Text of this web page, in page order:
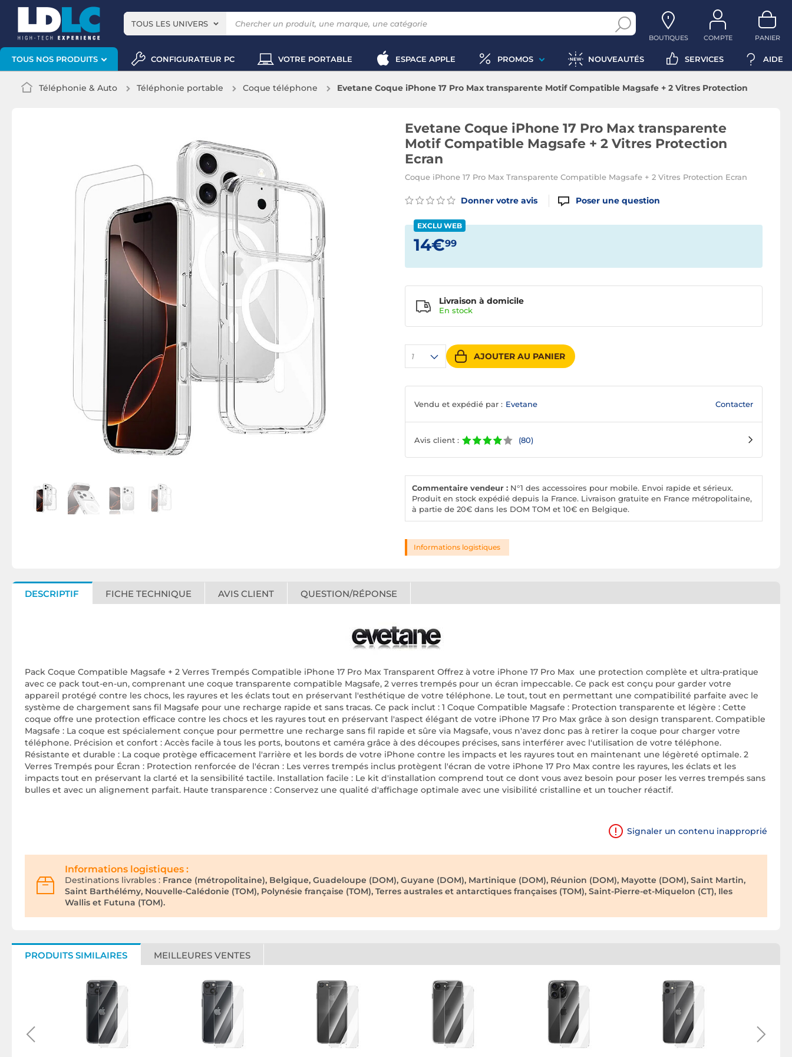
TOUS LES UNIVERS
BOUTIQUES COMPTE PANIER
TOUS NOS PRODUITS CONFIGURATEUR PC VOTRE PORTABLE ESPACE APPLE PROMOS NOUVEAUTÉS SERVICES AIDE
Téléphonie & Auto Téléphonie portable Coque téléphone
Evetane Coque iPhone 17 Pro Max transparente Motif Compatible Magsafe + 2 Vitres Protection
Evetane Coque iPhone 17 Pro Max transparente
Motif Compatible Magsafe + 2 Vitres Protection
Ecran
Coque iPhone 17 Pro Max Transparente Compatible Magsafe + 2 Vitres Protection Ecran
Donner votre avis Poser une question
EXCLU WEB
14€99
1 AJOUTER AU PANIER
Livraison à domicile
En stock
Vendu et expédié par : Evetane Contacter
Avis client : (80)
Commentaire vendeur : N°1 des accessoires pour mobile. Envoi rapide et sérieux.
Produit en stock expédié depuis la France. Livraison gratuite en France métropolitaine,
à partie de 20€ dans les DOM TOM et 10€ en Belgique.
Informations logistiques
DESCRIPTIF FICHE TECHNIQUE AVIS CLIENT QUESTION/RÉPONSE
Pack Coque Compatible Magsafe + 2 Verres Trempés Compatible iPhone 17 Pro Max Transparent Offrez à votre iPhone 17 Pro Max une protection complète et ultra-pratique
avec ce pack tout-en-un, comprenant une coque transparente compatible Magsafe, 2 verres trempés pour un écran impeccable. Ce pack est conçu pour garder votre
appareil protégé contre les chocs, les rayures et les éclats tout en préservant l'esthétique de votre téléphone. Le tout, tout en permettant une compatibilité parfaite avec le
système de chargement sans fil Magsafe pour une recharge rapide et sans tracas. Ce pack inclut : 1 Coque Compatible Magsafe : Protection transparente et légère : Cette
coque offre une protection efficace contre les chocs et les rayures tout en préservant l'aspect élégant de votre iPhone 17 Pro Max grâce à son design transparent. Compatible
Magsafe : La coque est spécialement conçue pour permettre une recharge sans fil rapide et sûre via Magsafe, vous n'avez donc pas à retirer la coque pour charger votre
téléphone. Précision et confort : Accès facile à tous les ports, boutons et caméra grâce à des découpes précises, sans interférer avec l'utilisation de votre téléphone.
Résistante et durable : La coque protège efficacement l'arrière et les bords de votre iPhone contre les impacts et les rayures tout en maintenant une légèreté optimale. 2
Verres Trempés pour Écran : Protection renforcée de l'écran : Les verres trempés inclus protègent l'écran de votre iPhone 17 Pro Max contre les rayures, les éclats et les
impacts tout en préservant la clarté et la sensibilité tactile. Installation facile : Le kit d'installation comprend tout ce dont vous avez besoin pour poser les verres trempés sans
bulles et avec un alignement parfait. Haute transparence : Conservez une qualité d'affichage optimale avec une visibilité cristalline et un toucher réactif.
Signaler un contenu inapproprié
Informations logistiques :
Destinations livrables : France (métropolitaine), Belgique, Guadeloupe (DOM), Guyane (DOM), Martinique (DOM), Réunion (DOM), Mayotte (DOM), Saint Martin,
Saint Barthélémy, Nouvelle-Calédonie (TOM), Polynésie française (TOM), Terres australes et antarctiques françaises (TOM), Saint-Pierre-et-Miquelon (CT), Iles
Wallis et Futuna (TOM).
PRODUITS SIMILAIRES MEILLEURES VENTES